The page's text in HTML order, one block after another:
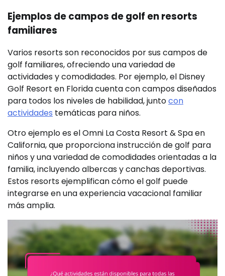
Ejemplos de campos de golf en resorts
familiares
Varios resorts son reconocidos por sus campos de
golf familiares, ofreciendo una variedad de
actividades y comodidades. Por ejemplo, el Disney
Golf Resort en Florida cuenta con campos diseñados
para todos los niveles de habilidad, juntocon
actividades temáticas para niños.
Otro ejemplo es el Omni La Costa Resort & Spa en
California, que proporciona instrucción de golf para
niños y una variedad de comodidades orientadas a la
familia, incluyendo albercas y canchas deportivas.
Estos resorts ejemplifican cómo el golf puede
integrarse en una experiencia vacacional familiar
más amplia.